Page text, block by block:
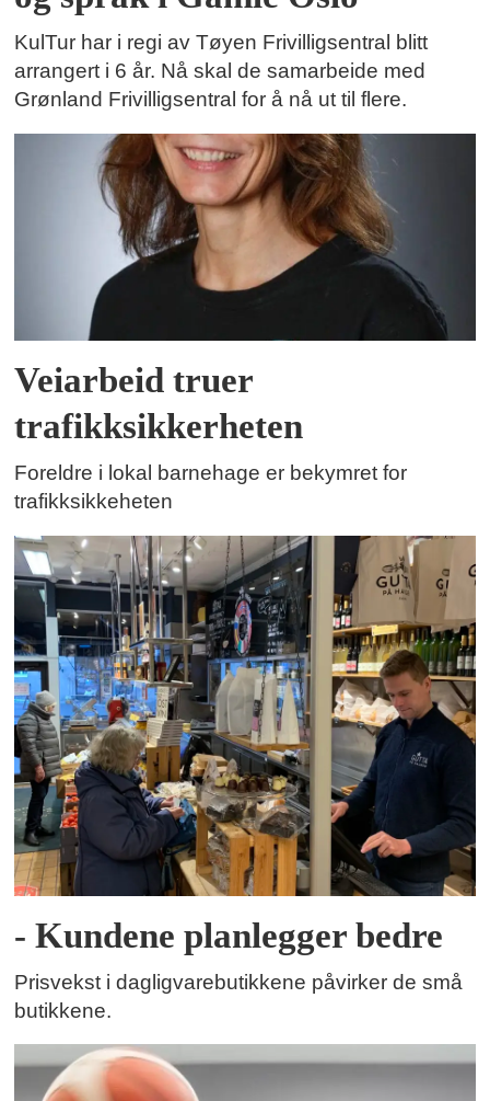
KulTur har i regi av Tøyen Frivilligsentral blitt
arrangert i 6 år. Nå skal de samarbeide med
Grønland Frivilligsentral for å nå ut til flere.
Veiarbeid truer
trafikksikkerheten
Foreldre i lokal barnehage er bekymret for
trafikksikkeheten
- Kundene planlegger bedre
Prisvekst i dagligvarebutikkene påvirker de små
butikkene.